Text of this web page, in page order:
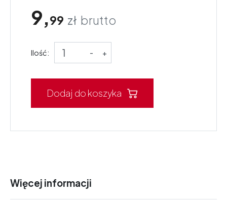
9,99 zł brutto
Ilość: - +
Dodaj do koszyka
Więcej informacji